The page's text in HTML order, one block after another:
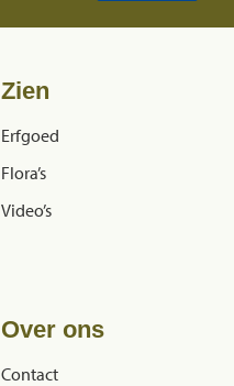
Zien
Erfgoed
Flora’s
Video’s
Over ons
Contact